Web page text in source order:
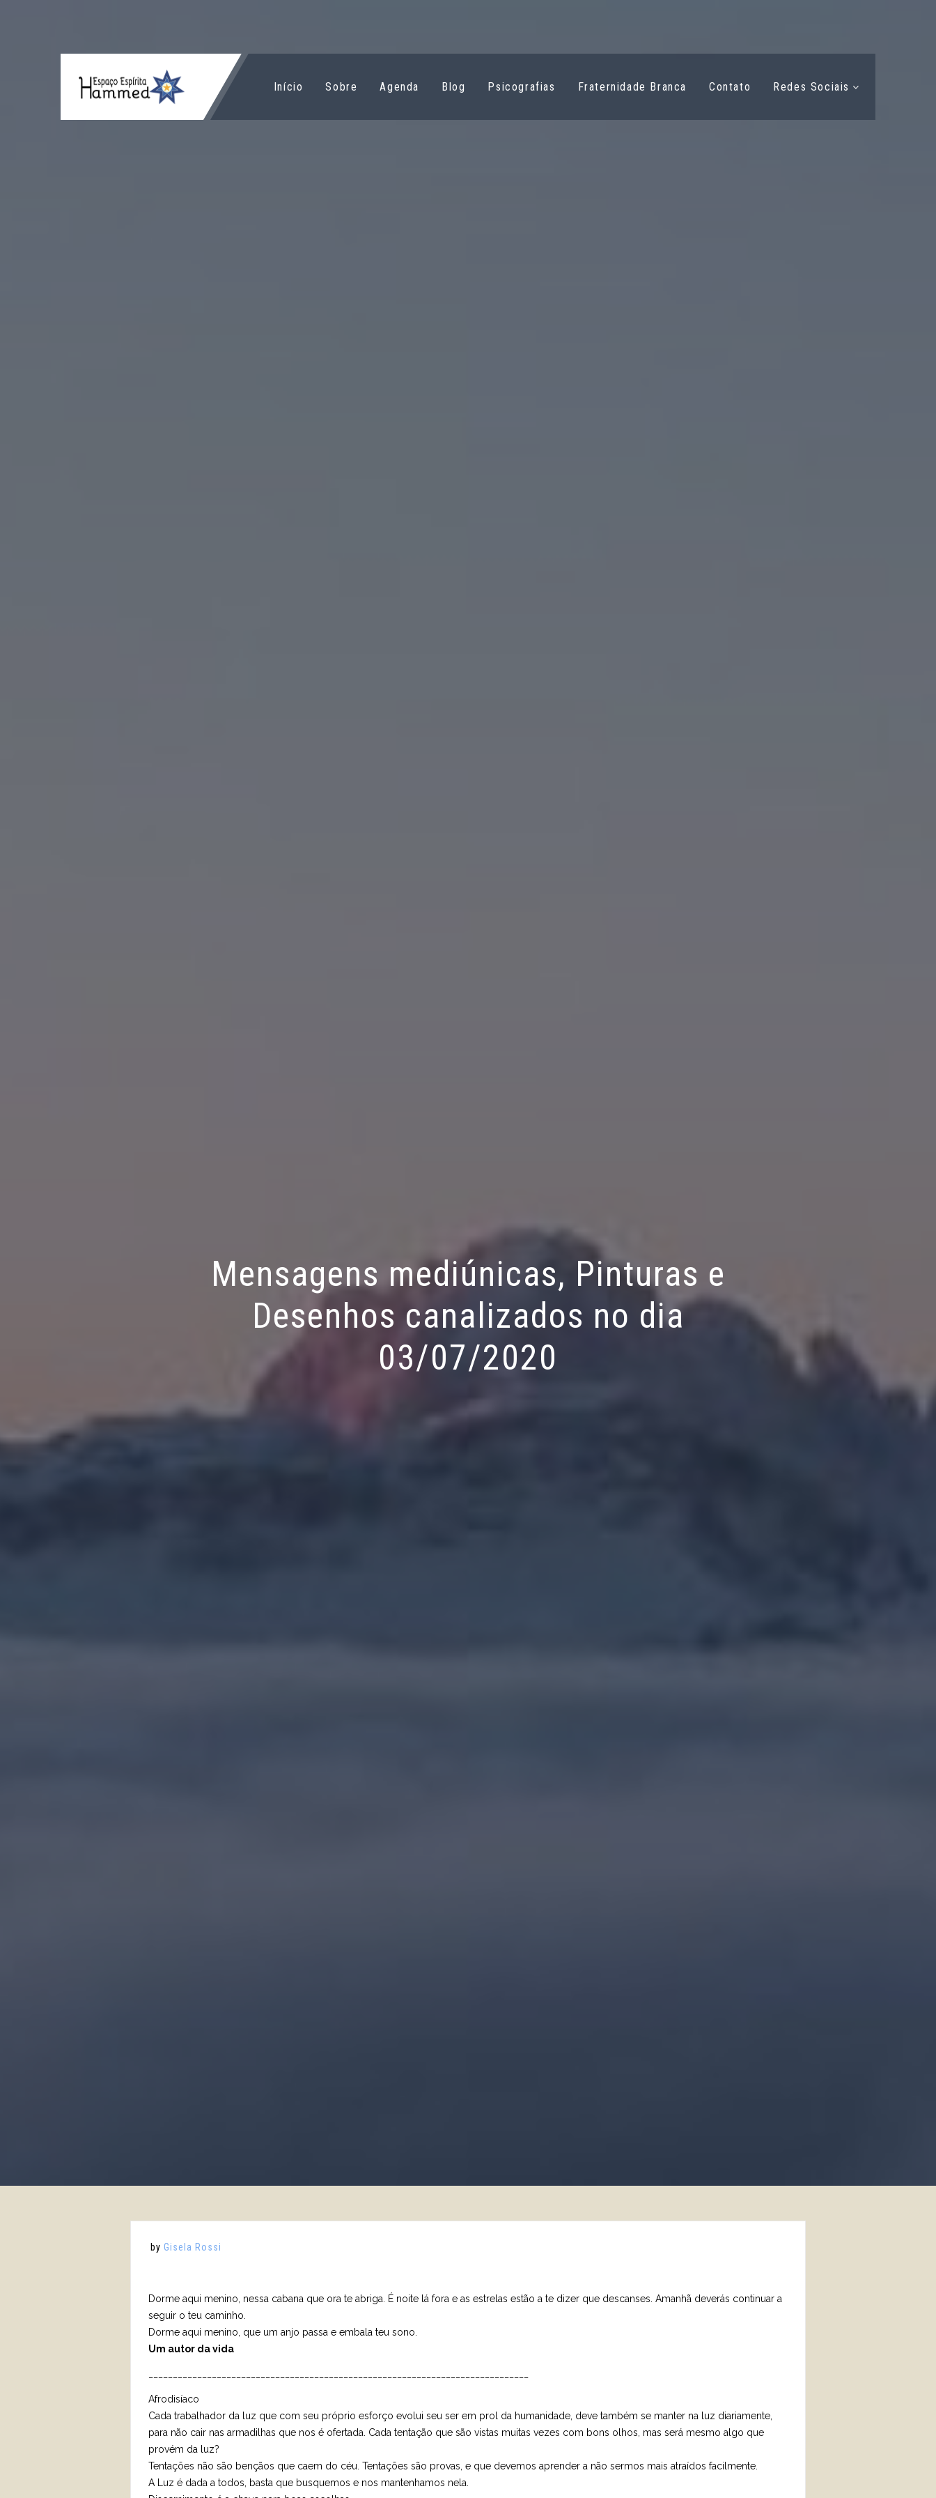
Início Sobre Agenda Blog Psicografias Fraternidade Branca Contato Redes Sociais
Mensagens mediúnicas, Pinturas e
Desenhos canalizados no dia
03/07/2020
by Gisela Rossi
Dorme aqui menino, nessa cabana que ora te abriga. É noite lá fora e as estrelas estão a te dizer que descanses. Amanhã deverás continuar a
seguir o teu caminho.
Dorme aqui menino, que um anjo passa e embala teu sono.
Um autor da vida
Afrodisíaco
Cada trabalhador da luz que com seu próprio esforço evolui seu ser em prol da humanidade, deve também se manter na luz diariamente,
para não cair nas armadilhas que nos é ofertada. Cada tentação que são vistas muitas vezes com bons olhos, mas será mesmo algo que
provém da luz?
Tentações não são bençãos que caem do céu. Tentações são provas, e que devemos aprender a não sermos mais atraídos facilmente.
A Luz é dada a todos, basta que busquemos e nos mantenhamos nela.